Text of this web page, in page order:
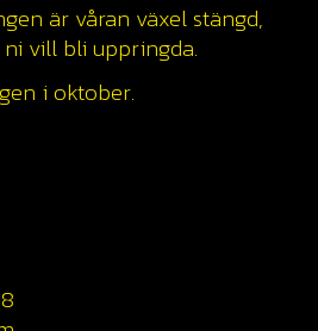
är våran växel stängd,
vill bli uppringda.
i oktober.